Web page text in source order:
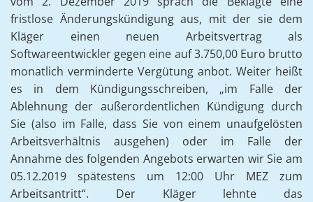
fristlose Änderungskündigung aus, mit der sie dem
Kläger einen neuen Arbeitsvertrag als
Softwareentwickler gegen eine auf 3.750,00 Euro brutto
monatlich verminderte Vergütung anbot. Weiter heißt
es in dem Kündigungsschreiben, „im Falle der
Ablehnung der außerordentlichen Kündigung durch
Sie (also im Falle, dass Sie von einem unaufgelösten
Arbeitsverhältnis ausgehen) oder im Falle der
Annahme des folgenden Angebots erwarten wir Sie am
05.12.2019 spätestens um 12:00 Uhr MEZ zum
Arbeitsantritt“. Der Kläger lehnte das